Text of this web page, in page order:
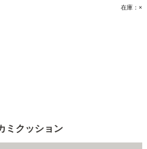
在庫：×
ミクッション